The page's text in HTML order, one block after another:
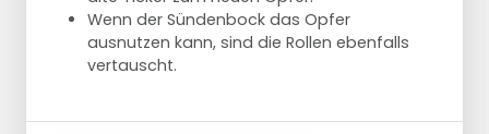
Wenn der Sündenbock das Opfer
ausnutzen kann, sind die Rollen ebenfalls
vertauscht.